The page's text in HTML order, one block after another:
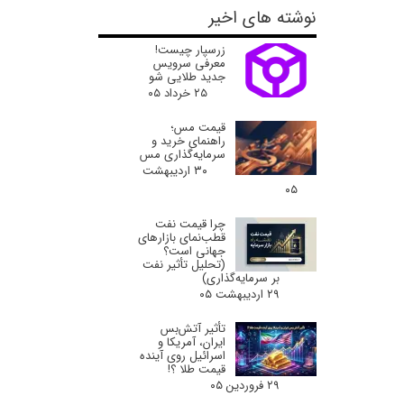
نوشته های اخیر
زرسپار چیست!
معرفی سرویس
جدید طلایی شو
۲۵ خرداد ۰۵
قیمت مس؛
راهنمای خرید و
سرمایه‌گذاری مس
۳۰ اردیبهشت
۰۵
چرا قیمت نفت
قطب‌نمای بازارهای
جهانی است؟
(تحلیل تأثیر نفت
بر سرمایه‌گذاری)
۲۹ اردیبهشت ۰۵
تأثیر آتش‌بس
ایران، آمریکا و
اسرائیل روی آینده
قیمت طلا ؟!
۲۹ فروردین ۰۵